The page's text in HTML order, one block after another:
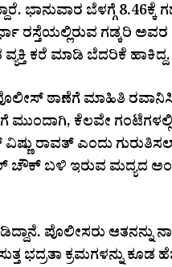
ಭಾನುವಾರ ಬೆಳಗ್ಗೆ 8.46ಕ್ಕೆ
ರಸ್ತೆಯಲ್ಲಿರುವ ಗಡ್ಕರಿ
ಕರೆ ಮಾಡಿ ಬೆದರಿಕೆ ಹಾಕಿದ್ದ.
ಠಾಣೆಗೆ ಮಾಹಿತಿ
ಮುಂದಾಗಿ, ಕೆಲವೇ
ರಾವತ್ ಎಂದು
ಚೌಕ್ ಬಳಿ ಇರುವ ಮದ್ಯದ
ಪೊಲೀಸರು ಆತನನ್ನು
ಭದ್ರತಾ ಕ್ರಮಗಳನ್ನು ಕೂಡ